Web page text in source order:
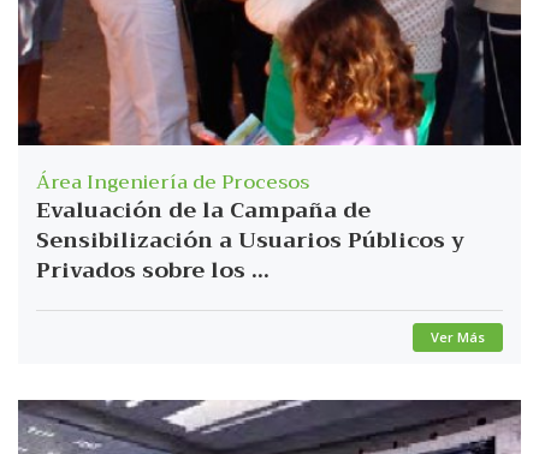
Área Ingeniería de Procesos
Evaluación de la Campaña de
Sensibilización a Usuarios Públicos y
Privados sobre los ...
Ver Más